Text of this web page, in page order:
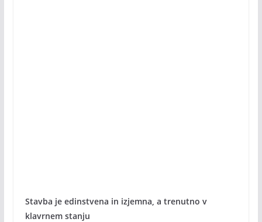
Stavba je edinstvena in izjemna, a trenutno v
klavrnem stanju